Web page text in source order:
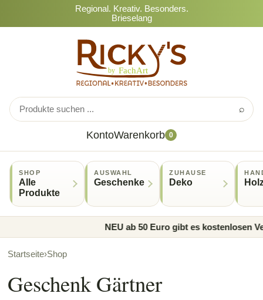
Regional. Kreativ. Besonders.
Brieselang
⌕
KontoWarenkorb 0
SHOP
Alle
Produkte
AUSWAHL
Geschenke
ZUHAUSE
Deko
NEU ab 50 Euro gibt es kostenlosen
Startseite›Shop
Geschenk Gärtner